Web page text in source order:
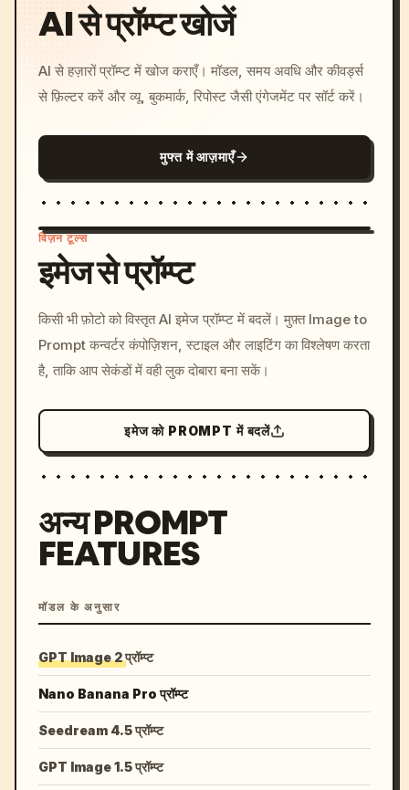
AI से प्रॉम्प्ट खोजें
AI से हज़ारों प्रॉम्प्ट में खोज कराएँ। मॉडल, समय अवधि और कीवर्ड्स
से फ़िल्टर करें और व्यू, बुकमार्क, रिपोस्ट जैसी एंगेजमेंट पर सॉर्ट करें।
मुफ्त में आज़माएँ
c, cyberpunk sunset, neon
colors, 8k --v 6.0
विज़न टूल्स
इमेज से प्रॉम्प्ट
किसी भी फ़ोटो को विस्तृत AI इमेज प्रॉम्प्ट में बदलें। मुफ़्त Image to
Prompt कन्वर्टर कंपोज़िशन, स्टाइल और लाइटिंग का विश्लेषण करता
है, ताकि आप सेकंडों में वही लुक दोबारा बना सकें।
इमेज को PROMPT में बदलें
अन्य PROMPT
FEATURES
मॉडल के अनुसार
GPT Image 2 प्रॉम्प्ट
Nano Banana Pro प्रॉम्प्ट
Seedream 4.5 प्रॉम्प्ट
GPT Image 1.5 प्रॉम्प्ट